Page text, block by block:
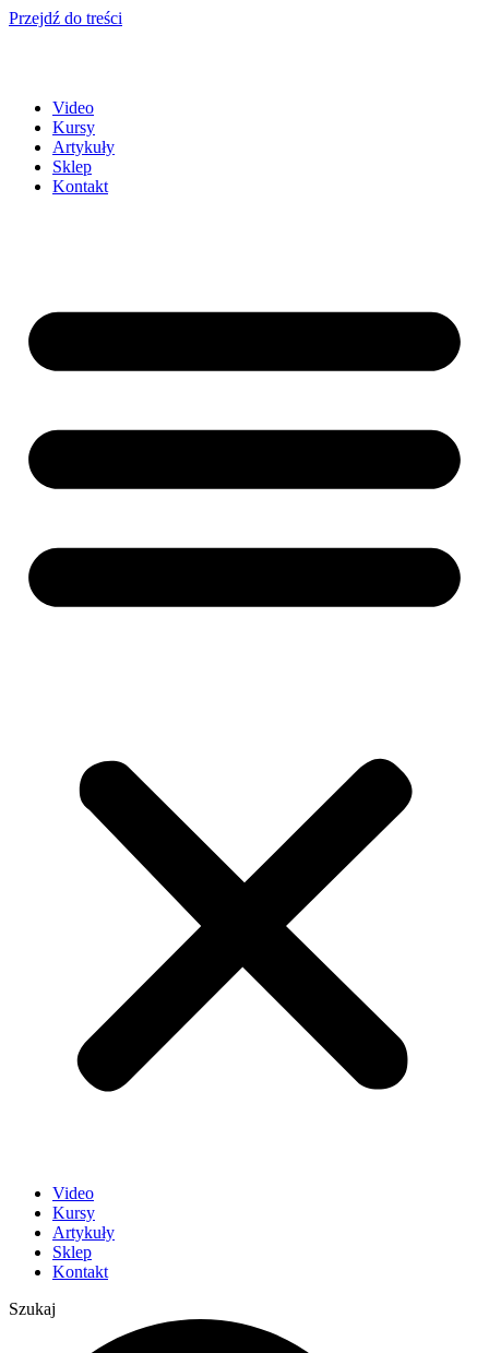
Przejdź do treści
Video
Kursy
Artykuły
Sklep
Kontakt
Video
Kursy
Artykuły
Sklep
Kontakt
Szukaj